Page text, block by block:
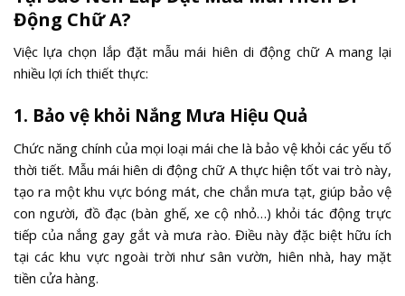
Động Chữ A?
Việc lựa chọn lắp đặt mẫu mái hiên di động chữ A mang lại
nhiều lợi ích thiết thực:
1. Bảo vệ khỏi Nắng Mưa Hiệu Quả
Chức năng chính của mọi loại mái che là bảo vệ khỏi các yếu tố
thời tiết. Mẫu mái hiên di động chữ A thực hiện tốt vai trò này,
tạo ra một khu vực bóng mát, che chắn mưa tạt, giúp bảo vệ
con người, đồ đạc (bàn ghế, xe cộ nhỏ…) khỏi tác động trực
tiếp của nắng gay gắt và mưa rào. Điều này đặc biệt hữu ích
tại các khu vực ngoài trời như sân vườn, hiên nhà, hay mặt
tiền cửa hàng.